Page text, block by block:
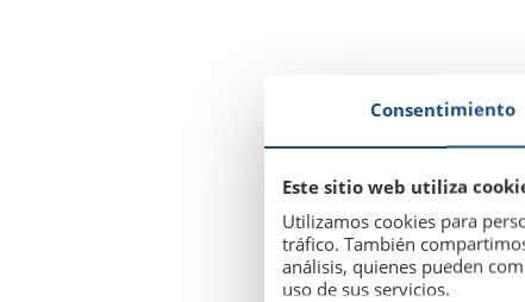
Consentimiento
Este sitio web utiliza
Utilizamos cookies para
tráfico. También
análisis, quienes pueden
uso de sus servicios.